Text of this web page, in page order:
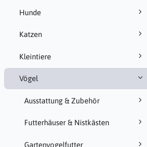
Hunde
Katzen
Kleintiere
Vögel
Ausstattung & Zubehör
Futterhäuser & Nistkästen
Gartenvogelfutter